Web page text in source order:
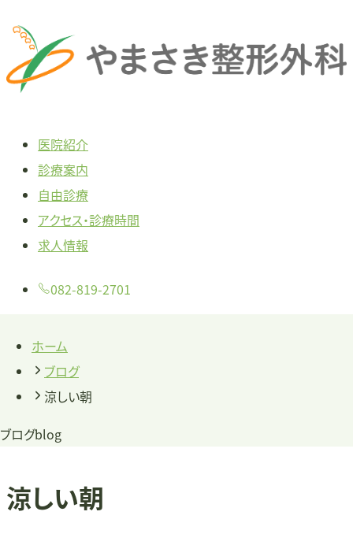
へ
医院紹介
診療案内
自由診療
アクセス・診療時間
求人情報
082-819-2701
ブログblog
ホーム
ブログ
涼しい朝
涼しい朝